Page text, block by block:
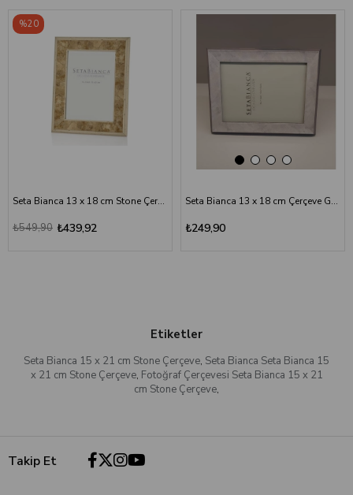
Seta Bianca 13 x 18 cm Stone Çerçeve
₺439,92
₺549,90
%20
Seta Bianca 13 x 18 cm Çerçeve Gri Sedef
₺249,90
Etiketler
Seta Bianca 15 x 21 cm Stone Çerçeve, Seta Bianca Seta Bianca 15
x 21 cm Stone Çerçeve, Fotoğraf Çerçevesi Seta Bianca 15 x 21
cm Stone Çerçeve,
Takip Et